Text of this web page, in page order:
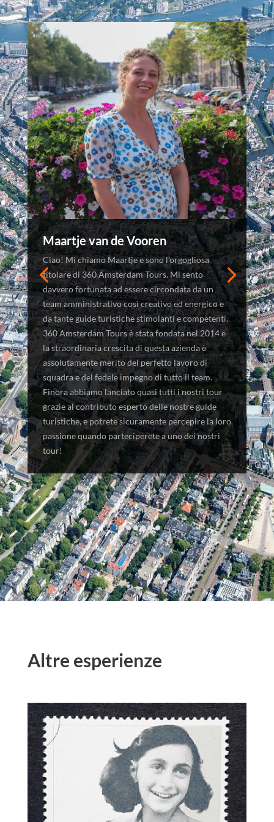
Maartje van de Vooren
Ciao! Mi chiamo Maartje e sono l’orgogliosa
titolare di 360 Amsterdam Tours. Mi sento
davvero fortunata ad essere circondata da un
team amministrativo così creativo ed energico e
da tante guide turistiche stimolanti e competenti.
360 Amsterdam Tours è stata fondata nel 2014 e
la straordinaria crescita di questa azienda è
assolutamente merito del perfetto lavoro di
squadra e del fedele impegno di tutto il team.
Finora abbiamo lanciato quasi tutti i nostri tour
grazie al contributo esperto delle nostre guide
turistiche, e potrete sicuramente percepire la loro
passione quando parteciperete a uno dei nostri
tour!
Altre esperienze